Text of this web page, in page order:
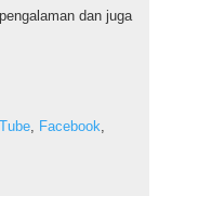
dan juga
, Facebook,